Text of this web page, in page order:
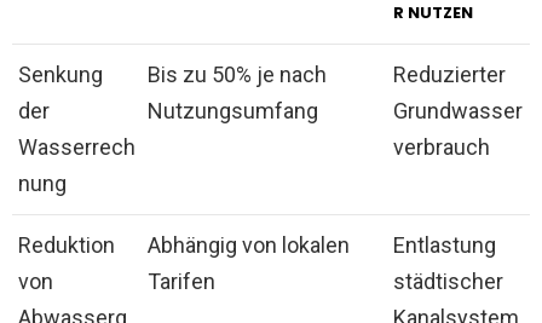
R NUTZEN
Senkung
der
Wasserrech
nung
Bis zu 50% je nach
Nutzungsumfang
Reduzierter
Grundwasser
verbrauch
Reduktion
von
Abhängig von lokalen
Tarifen
Entlastung
städtischer